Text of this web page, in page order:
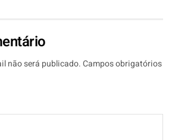
não será publicado.Campos obrigatórios